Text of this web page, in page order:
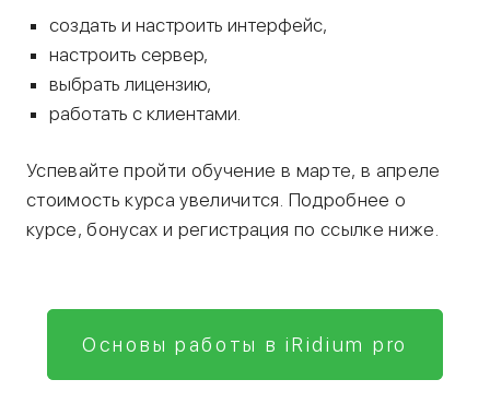
создать и настроить интерфейс,
настроить сервер,
выбрать лицензию,
работать с клиентами.
Успевайте пройти обучение в марте, в апреле
стоимость курса увеличится. Подробнее о
курсе, бонусах и регистрация по ссылке ниже.
Основы работы в iRidium pro